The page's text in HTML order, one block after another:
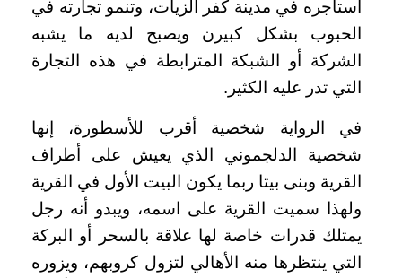
استأجره في مدينة كفر الزيات، وتنمو تجارته في
الحبوب بشكل كبيرن ويصبح لديه ما يشبه
الشركة أو الشبكة المترابطة في هذه التجارة
التي تدر عليه الكثير.
في الرواية شخصية أقرب للأسطورة، إنها
شخصية الدلجموني الذي يعيش على أطراف
القرية وبنى بيتا ربما يكون البيت الأول في القرية
ولهذا سميت القرية على اسمه، ويبدو أنه رجل
يمتلك قدرات خاصة لها علاقة بالسحر أو البركة
التي ينتظرها منه الأهالي لتزول كروبهم، ويزوره